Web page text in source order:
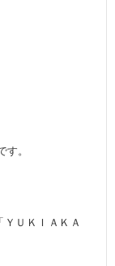
。
ＵＫＩＡＫＡ